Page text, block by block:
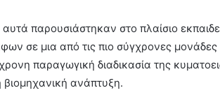
αυτά παρουσιάστηκαν στο πλαίσιο
σε μια από τις πιο σύγχρονες
παραγωγική διαδικασία της
βιομηχανική ανάπτυξη.